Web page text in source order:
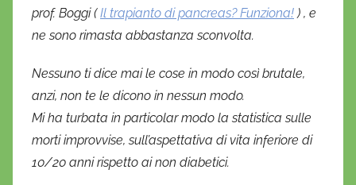
i
e
'
O
n
prof. Boggi (Il trapianto di pancreas? Funziona! ) , e
ne sono rimasta abbastanza sconvolta.
Nessuno ti dice mai le cose in modo così brutale,
anzi, non te le dicono in nessun modo.
Mi ha turbata in particolar modo la statistica sulle
morti improvvise, sull’aspettativa di vita inferiore di
10/20 anni rispetto ai non diabetici.